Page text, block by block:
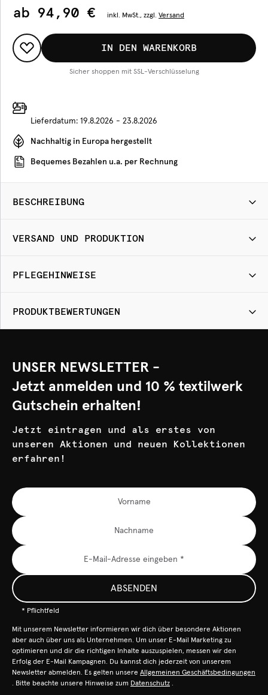
ab 94,90 € inkl. MwSt., zzgl. Versand
IN DEN WARENKORB
Sicher shoppen mit SSL-Verschlüsselung
Lieferdatum: 19.8.2026 - 23.8.2026
Nachhaltig in Europa hergestellt
Bequemes Bezahlen u.a. per Rechnung
BESCHREIBUNG
VERSAND UND PRODUKTION
PFLEGEHINWEISE
PRODUKTBEWERTUNGEN
UNSER NEWSLETTER -
Jetzt anmelden und 10 % textilwerk
Gutschein erhalten!
Jetzt eintragen und als erstes von
unseren Aktionen und neuen Kollektionen
erfahren!
ABSENDEN
* Pflichtfeld
Mit unserem Newsletter informieren wir dich über besondere Aktionen
aber auch über uns als Unternehmen. Um unser E-Mail Marketing zu
optimieren und dir die richtigen Inhalte auszuspielen, messen wir den
Erfolg der E-Mail Kampagnen. Du kannst dich jederzeit von unserem
Newsletter abmelden. Es gelten unsere Allgemeinen Geschäftsbedingungen
. Bitte beachte unsere Hinweise zum Datenschutz .